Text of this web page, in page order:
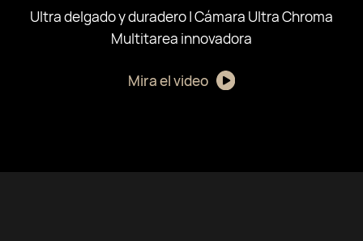
Ultra delgado y duradero | Cámara Ultra Chroma
Multitarea innovadora
Mira el video